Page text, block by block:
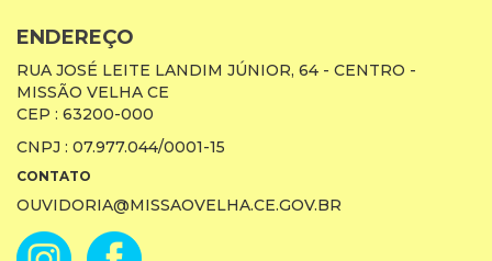
ENDEREÇO
RUA JOSÉ LEITE LANDIM JÚNIOR, 64 - CENTRO -
MISSÃO VELHA CE
CEP : 63200-000
CNPJ : 07.977.044/0001-15
CONTATO
OUVIDORIA@MISSAOVELHA.CE.GOV.BR